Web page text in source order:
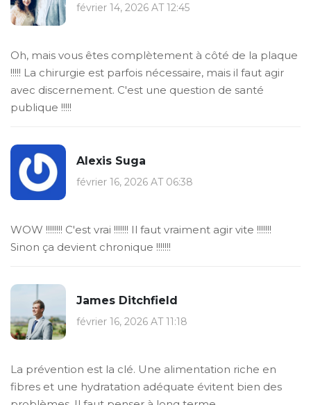
février 14, 2026 AT 12:45
Oh, mais vous êtes complètement à côté de la plaque
!!!!! La chirurgie est parfois nécessaire, mais il faut agir
avec discernement. C'est une question de santé
publique !!!!!
Alexis Suga
février 16, 2026 AT 06:38
WOW !!!!!!!! C'est vrai !!!!!!! Il faut vraiment agir vite !!!!!!!
Sinon ça devient chronique !!!!!!!
James Ditchfield
février 16, 2026 AT 11:18
La prévention est la clé. Une alimentation riche en
fibres et une hydratation adéquate évitent bien des